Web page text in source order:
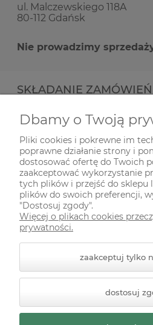
ul. Malczewskiego 118A
80-112 Gdańsk
Nie prowadzimy
SKŁADANIE ZAMÓWIEŃ
INFORMACJE
ODWIEDŹ NAS NA
Styl graficzny ShopGadget.pl
Dbamy o Twoją
Pliki cookies i pokrewne im
poprawne działanie strony i
dostosować ofertę do Twoich
zaakceptować wykorzystanie
tych plików i przejść do sklepu
plików do swoich preferencji,
"Dostosuj zgody".
Więcej o plikach cookies
prywatności.
zaakceptuj tylko
dostosuj